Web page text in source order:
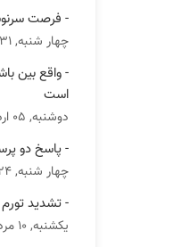
- فرصت
چهار شنبه, 31 فروردین,1401
- واقع بین
است
دوشنبه, 05 اردیبهشت,1401
- پاسخ دو
چهار شنبه, 24 شهریور,1400
- تشدید تورم
یکشنبه, 10 مرداد,1400